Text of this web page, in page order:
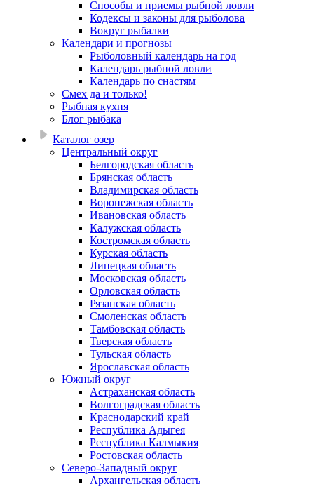
Способы и приемы рыбной ловли
Кодексы и законы для рыболова
Вокруг рыбалки
Календари и прогнозы
Рыболовный календарь на год
Календарь рыбной ловли
Календарь по снастям
Смех да и только!
Рыбная кухня
Блог рыбака
Каталог озер
Центральный округ
Белгородская область
Брянская область
Владимирская область
Воронежская область
Ивановская область
Калужская область
Костромская область
Курская область
Липецкая область
Московская область
Орловская область
Рязанская область
Смоленская область
Тамбовская область
Тверская область
Тульская область
Ярославская область
Южный округ
Астраханская область
Волгоградская область
Краснодарский край
Республика Адыгея
Республика Калмыкия
Ростовская область
Северо-Западный округ
Архангельская область